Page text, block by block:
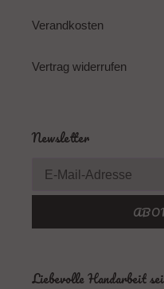
Verandkosten
Vertrag widerrufen
Newsletter
Liebevolle Handarbeit